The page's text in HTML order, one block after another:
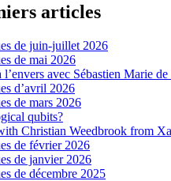
articles
de juin-juillet 2026
de mai 2026
avec Sébastien Marie
d’avril 2026
de mars 2026
qubits?
Christian Weedbrook from
de février 2026
de janvier 2026
de décembre 2025